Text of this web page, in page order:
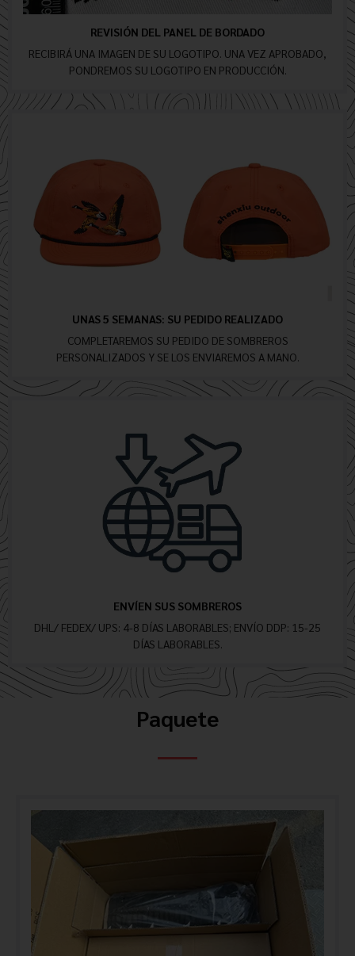
REVISIÓN DEL PANEL DE BORDADO
RECIBIRÁ UNA IMAGEN DE SU LOGOTIPO. UNA VEZ APROBADO,
PONDREMOS SU LOGOTIPO EN PRODUCCIÓN.
UNAS 5 SEMANAS: SU PEDIDO REALIZADO
COMPLETAREMOS SU PEDIDO DE SOMBREROS
PERSONALIZADOS Y SE LOS ENVIAREMOS A MANO.
ENVÍEN SUS SOMBREROS
DHL/ FEDEX/ UPS: 4-8 DÍAS LABORABLES; ENVÍO DDP: 15-25
DÍAS LABORABLES.
Paquete